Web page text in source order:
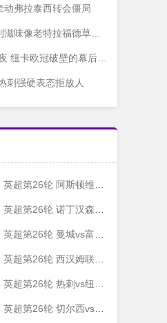
动弗拉泰西转会僵局
老特拉福德草皮一样新鲜
卡欧冠破壁的幕后英雄
刺强硬表态拒放人
26轮 阿斯顿维拉vs布莱顿 全场录像
26轮 诺丁汉森林vs狼队 全场录像
第26轮 曼城vs富勒姆 全场录像
26轮 西汉姆联vs曼联 全场录像
26轮 热刺vs纽卡斯尔联 全场录像
26轮 切尔西vs利兹联 全场录像